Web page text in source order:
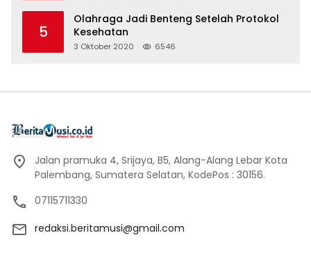
5
Olahraga Jadi Benteng Setelah Protokol
Kesehatan
3 Oktober 2020 6546
Jalan pramuka 4, Srijaya, B5, Alang-Alang Lebar Kota
Palembang, Sumatera Selatan, KodePos : 30156.
07115711330
redaksi.beritamusi@gmail.com